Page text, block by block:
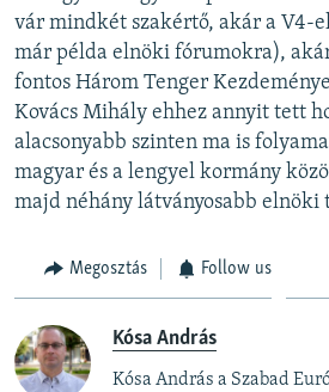
vár mindkét szakértő, akár a V4-
már példa elnöki fórumokra),
fontos Három Tenger
Kovács Mihály ehhez annyit tett
alacsonyabb szinten ma is
magyar és a lengyel kormány
majd néhány látványosabb elnöki
Megosztás Follow us
Kósa András
Kósa András a Szabad